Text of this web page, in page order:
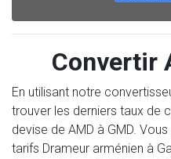
Convertir
En utilisant notre
trouver les derniers taux de
devise de AMD à GMD.
tarifs Drameur arménien à